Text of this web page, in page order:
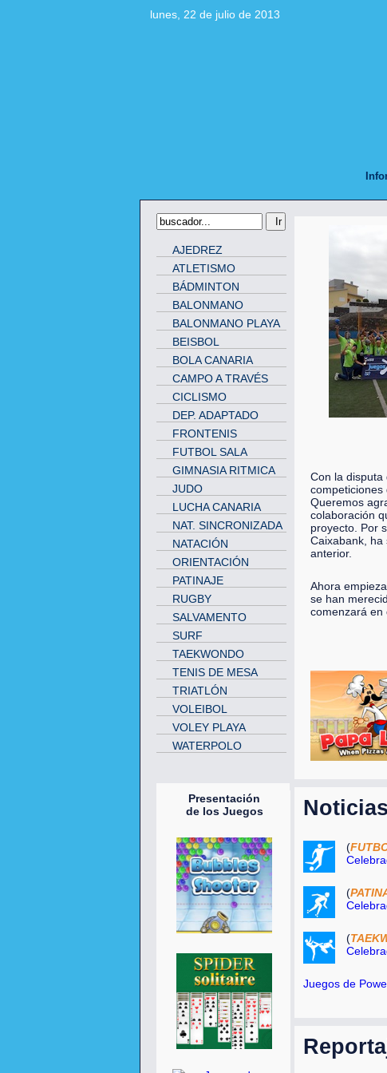
lunes, 22 de julio de 2013
AJEDREZ
ATLETISMO
BÁDMINTON
BALONMANO
BALONMANO PLAYA
BEISBOL
BOLA CANARIA
CAMPO A TRAVÉS
CICLISMO
DEP. ADAPTADO
FRONTENIS
FUTBOL SALA
GIMNASIA RITMICA
JUDO
LUCHA CANARIA
NAT. SINCRONIZADA
NATACIÓN
ORIENTACIÓN
PATINAJE
RUGBY
SALVAMENTO
SURF
TAEKWONDO
TENIS DE MESA
TRIATLÓN
VOLEIBOL
VOLEY PLAYA
WATERPOLO
Presentación
de los Juegos
Con la disputa
competiciones
Queremos
colaboración
proyecto. Por
Caixabank, ha
anterior.
Ahora
se han
comenzará en
Noticias
(
(
(
Juegos de